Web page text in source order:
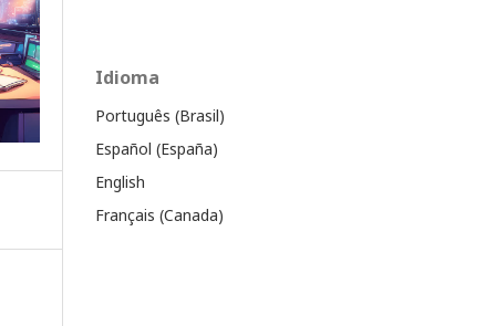
Idioma
Português (Brasil)
Español (España)
English
Français (Canada)